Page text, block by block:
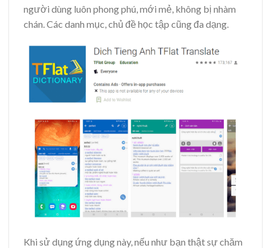
người dùng luôn phong phú, mới mẻ, không bị nhàm
chán. Các danh mục, chủ đề học tập cũng đa dạng.
Khi sử dụng ứng dụng này, nếu như bạn thật sự chăm